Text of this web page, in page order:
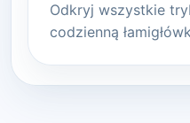
Odkryj wszystkie
codzienną